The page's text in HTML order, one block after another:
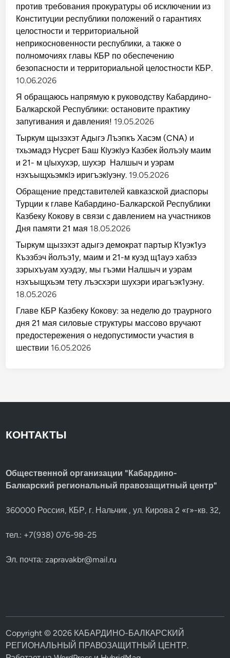
против требования прокуратуры об исключении из
Конституции республики положений о гарантиях
целостности и территориальной
неприкосновенности республики, а также о
полномочиях главы КБР по обеспечению
безопасности и территориальной целостности КБР.
10.06.2026
Я обращаюсь напрямую к руководству Кабардино-
Балкарской Республики: остановите практику
запугивания и давления! 19.05.2026
Тыркум щызэхэт Адыгэ Лъэпкъ Хасэм (CNA) и
тхьэмадэ Нусрет Баш КIуэкIуэ Казбек йолъэIу маим
и 21- м цIыхухэр, шухэр Налшыч и уэрам
нэхъыщхьэмкIэ иригъэкIуэну. 19.05.2026
Обращение представителей кавказской диаспоры
Турции к главе Кабардино-Балкарской Республики
Казбеку Кокову в связи с давлением на участников
Дня памяти 21 мая 18.05.2026
Тыркум щызэхэт адыгэ демократ партыр К1уэк1уэ
Къэзбэч йолъэ1у, маим и 21-м куэд щ1ауэ хабзэ
зэрыхъуам хуэдэу, мы гъэми Налшыч и уэрам
нэхъыщхьэм тету лъэсхэри шухэри ирагъэк1уэну.
18.05.2026
Главе КБР Казбеку Кокову: за неделю до траурного
дня 21 мая силовые структуры массово вручают
предостережения о недопустимости участия в
шествии 16.05.2026
КОНТАКТЫ
Общественной организации "Кабардино-
Балкарский региональный правозащитный центр"
360000 Россия, КБР, г. Нальчик , ул. Кирова 2 «г»-кв. 32,
тел.: +7(938) 076-98-25
Эл. почта:zapravakbr@mail.ru
Copyright © 2026 КАБАРДИНО-БАЛКАРСКИЙ
РЕГИОНАЛЬНЫЙ ПРАВОЗАЩИТНЫЙ ЦЕНТР.